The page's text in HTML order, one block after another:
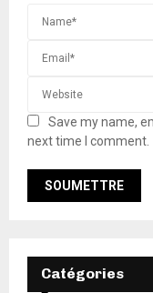
Save my name,
next time I comment.
Catégories